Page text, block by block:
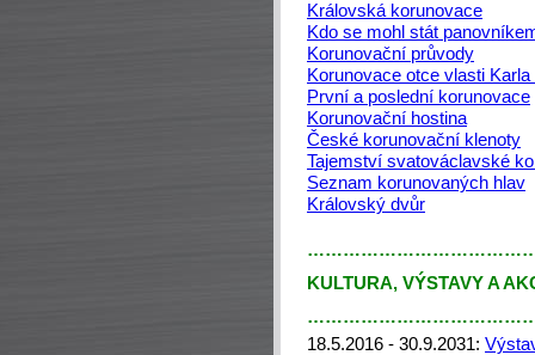
Královská korunovace
Kdo se mohl stát
Korunovační průvody
Korunovace otce vlasti Karla
První a poslední korunovace
Korunovační hostina
České korunovační klenoty
Tajemství svatováclavské
Seznam korunovaných hlav
Královský dvůr
KULTURA, VÝSTAVY A
18.5.2016 - 30.9.2031: